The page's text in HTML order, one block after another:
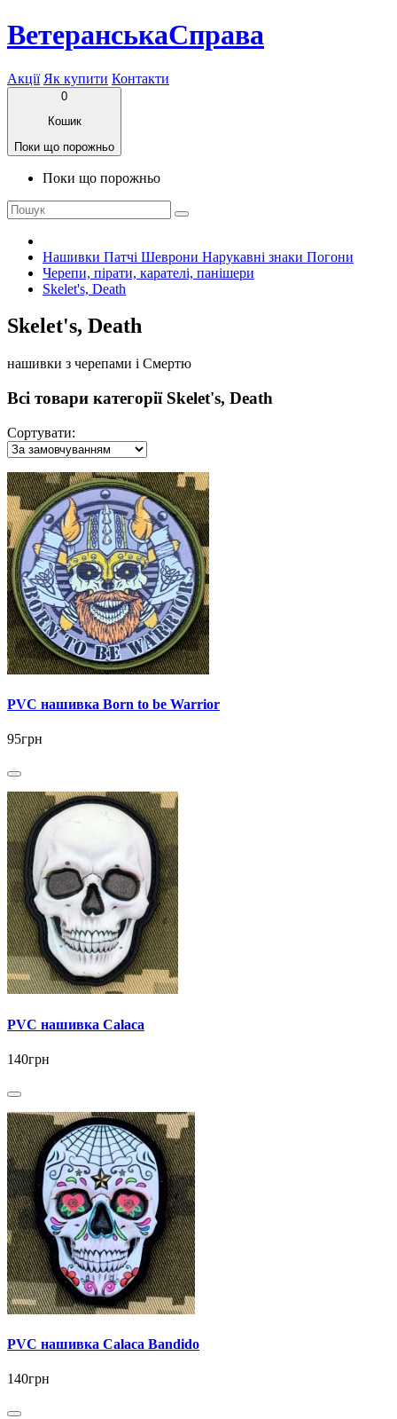
ВетеранськаСправа
Акції Як купити Контакти
0
Кошик
Поки що порожньо
Поки що порожньо
Нашивки Патчі Шеврони Нарукавні знаки Погони
Черепи, пірати, карателі, панішери
Skelet's, Death
Skelet's, Death
нашивки з черепами і Смертю
Всі товари категорії Skelet's, Death
Сортувати:
PVC нашивка Born to be Warrior
95грн
PVC нашивка Calaca
140грн
PVC нашивка Calaca Bandido
140грн